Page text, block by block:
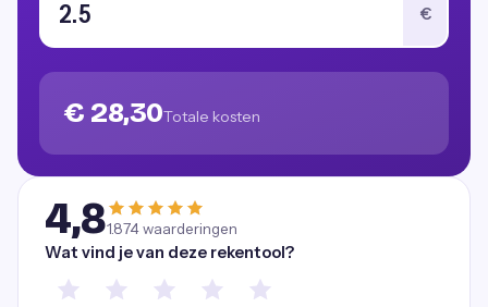
€
€ 28,30Totale kosten
4,81.874waarderingen
Wat vind je van deze rekentool?